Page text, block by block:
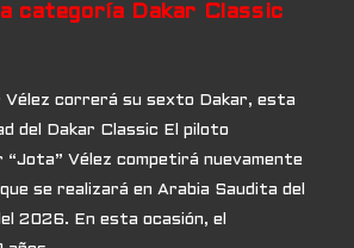
categoría Dakar Classic
Vélez correrá su sexto Dakar, esta
del Dakar Classic El piloto
“Jota” Vélez competirá nuevamente
se realizará en Arabia Saudita del
2026. En esta ocasión, el